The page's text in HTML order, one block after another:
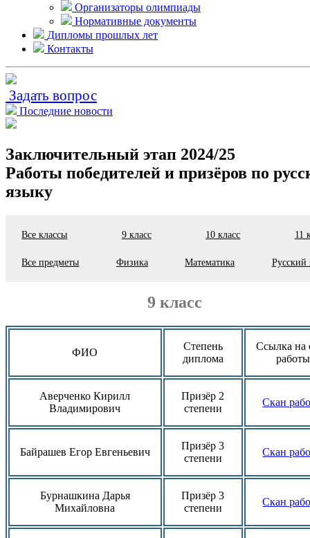
Организаторы олимпиады
Нормативные документы
Дипломы прошлых лет
Контакты
Задать вопрос
Последние новости
Заключительный этап 2024/25
Работы победителей и призёров по
языку
Все классы 9 класс 10 класс 11
Все предметы Физика Математика Русский
9 класс
ФИО
Степень
диплома
Ссылка на
работы
Аверченко Кирилл
Владимирович
Призёр 2
степени
Скан
Байрашев Егор Евгеньевич
Призёр 3
степени
Скан
Бурнашкина Дарья
Михайловна
Призёр 3
степени
Скан